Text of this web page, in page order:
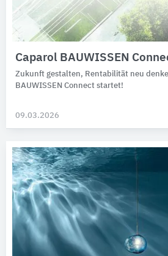
Caparol BAUWISSEN
Zukunft gestalten, Rentabilität neu
BAUWISSEN Connect startet!
09.03.2026